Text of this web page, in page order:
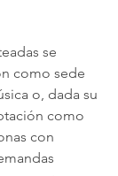
se
como sede
o, dada su
como
con